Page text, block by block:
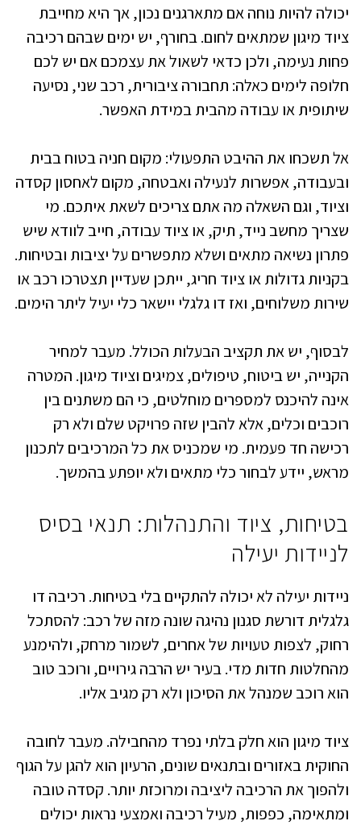
יכולה להיות נוחה אם מתארגנים נכון, אך היא מחייבת
ציוד מיגון שמתאים לחום. בחורף, יש ימים שבהם רכיבה
פחות נעימה, ולכן כדאי לשאול את עצמכם אם יש לכם
חלופה לימים כאלה: תחבורה ציבורית, רכב שני, נסיעה
שיתופית או עבודה מהבית במידת האפשר.
אל תשכחו את ההיבט התפעולי: מקום חניה בטוח בבית
ובעבודה, אפשרות לנעילה ואבטחה, מקום לאחסון קסדה
וציוד, וגם השאלה מה אתם צריכים לשאת איתכם. מי
שצריך מחשב נייד, תיק, או ציוד עבודה, חייב לוודא שיש
פתרון נשיאה מתאים ושלא מתפשרים על יציבות ובטיחות.
בקניות גדולות או ציוד חריג, ייתכן שעדיין תצטרכו רכב או
שירות משלוחים, ואז דו גלגלי יישאר כלי יעיל ליתר הימים.
לבסוף, יש את תקציב הבעלות הכולל. מעבר למחיר
הקנייה, יש ביטוח, טיפולים, צמיגים וציוד מיגון. המטרה
אינה להיכנס למספרים מוחלטים, כי הם משתנים בין
רוכבים וכלים, אלא להבין שזה פרויקט שלם ולא רק
רכישה חד פעמית. מי שמכניס את כל המרכיבים לתכנון
מראש, יידע לבחור כלי מתאים ולא יופתע בהמשך.
בטיחות, ציוד והתנהלות: תנאי בסיס
לניידות יעילה
ניידות יעילה לא יכולה להתקיים בלי בטיחות. רכיבה דו
גלגלית דורשת סגנון נהיגה שונה מזה של רכב: להסתכל
רחוק, לצפות טעויות של אחרים, לשמור מרחק, ולהימנע
מהחלטות חדות מדי. בעיר יש הרבה גירויים, ורוכב טוב
הוא רוכב שמנהל את הסיכון ולא רק מגיב אליו.
ציוד מיגון הוא חלק בלתי נפרד מהחבילה. מעבר לחובה
החוקית באזורים ובתנאים שונים, הרעיון הוא להגן על הגוף
ולהפוך את הרכיבה ליציבה ומרוכזת יותר. קסדה טובה
ומתאימה, כפפות, מעיל רכיבה ואמצעי נראות יכולים